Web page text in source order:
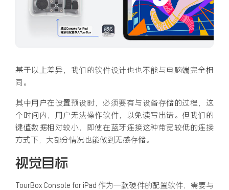
基于以上差异，我们的软件设计也也不能与电脑端完全相
同。
其中用户在设置预设时，必须要有与设备存储的过程，这
个时间内，用户无法操作软件，以免读写出错。但我们的
键值数据相对较小，即使在蓝牙连接这种带宽较低的连接
方式下，大部分情况也能做到无感存储。
视觉目标
TourBox Console for iPad 作为一款硬件的配置软件，需要与